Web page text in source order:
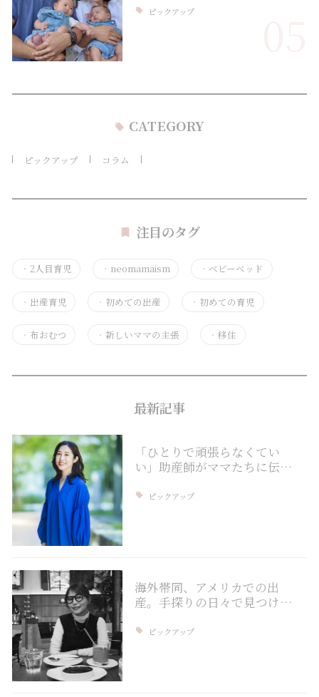
ピックアップ
CATEGORY
ピックアップ コラム
注目のタグ
・ 2人目育児 ・ neomamaism ・ ベビーベッド
・ 出産育児 ・ 初めての出産 ・ 初めての育児
・ 布おむつ ・新しいママの主張 ・移住
最新記事
「ひとりで頑張らなくてい
い」助産師がママたちに伝…
ピックアップ
海外帯同、アメリカでの出
産。手探りの日々で見つけ…
ピックアップ